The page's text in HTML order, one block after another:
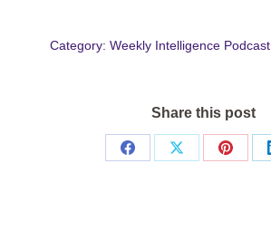
Category: Weekly Intelligence Podcast
Share this post
Share
Share
Share